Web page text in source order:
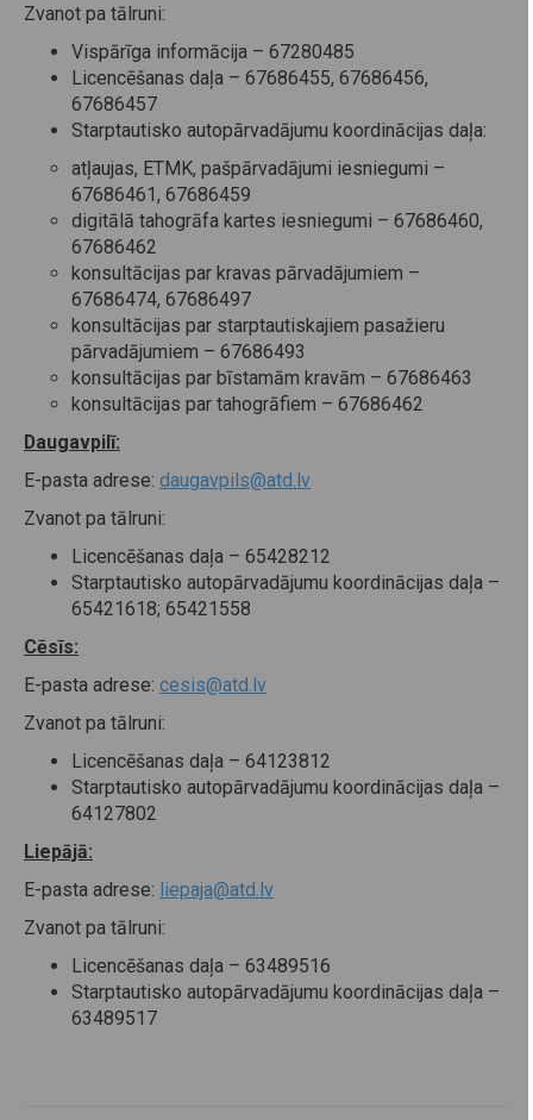
Zvanot pa tālruni:
Vispārīga informācija – 67280485
Licencēšanas daļa – 67686455, 67686456,
67686457
Starptautisko autopārvadājumu koordinācijas daļa:
atļaujas, ETMK, pašpārvadājumi iesniegumi –
67686461, 67686459
digitālā tahogrāfa kartes iesniegumi – 67686460,
67686462
konsultācijas par kravas pārvadājumiem –
67686474, 67686497
konsultācijas par starptautiskajiem pasažieru
pārvadājumiem – 67686493
konsultācijas par bīstamām kravām – 67686463
konsultācijas par tahogrāfiem – 67686462
Daugavpilī:
E-pasta adrese: daugavpils@atd.lv
Zvanot pa tālruni:
Licencēšanas daļa – 65428212
Starptautisko autopārvadājumu koordinācijas daļa –
65421618; 65421558
Cēsīs:
E-pasta adrese: cesis@atd.lv
Zvanot pa tālruni:
Licencēšanas daļa – 64123812
Starptautisko autopārvadājumu koordinācijas daļa –
64127802
Liepājā:
E-pasta adrese: liepaja@atd.lv
Zvanot pa tālruni:
Licencēšanas daļa – 63489516
Starptautisko autopārvadājumu koordinācijas daļa –
63489517